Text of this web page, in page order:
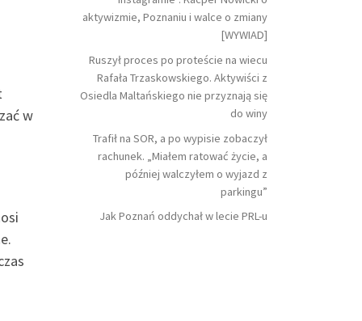
w
aktywizmie, Poznaniu i walce o zmiany
[WYWIAD]
Ruszył proces po proteście na wiecu
Rafała Trzaskowskiego. Aktywiści z
Osiedla Maltańskiego nie przyznają się
do winy
Trafił na SOR, a po wypisie zobaczył
rachunek. „Miałem ratować życie, a
później walczyłem o wyjazd z
parkingu”
Jak Poznań oddychał w lecie PRL-u